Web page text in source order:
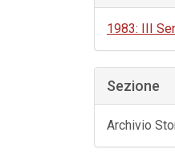
1983: III
Sezione
Archivio